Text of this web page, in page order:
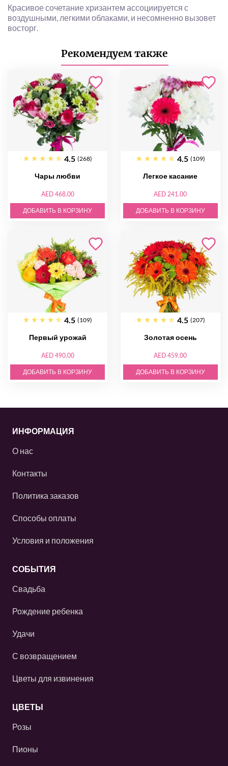
Красивое сочетание хризантем ассоциируется с
воздушными, легкими облаками, и несомненно вызовет
восторг.
Рекомендуем также
4.5 (268)
Чары любви
AED 468.00
ДОБАВИТЬ В КОРЗИНУ
4.5 (109)
Легкое касание
AED 241.00
ДОБАВИТЬ В КОРЗИНУ
4.5 (109)
Первый урожай
AED 490.00
ДОБАВИТЬ В КОРЗИНУ
4.5 (207)
Золотая осень
AED 459.00
ДОБАВИТЬ В КОРЗИНУ
ИНФОРМАЦИЯ
О нас
Контакты
Политика заказов
Способы оплаты
Условия и положения
СОБЫТИЯ
Свадьба
Рождение ребенка
Удачи
С возвращением
Цветы для извинения
ЦВЕТЫ
Розы
Пионы